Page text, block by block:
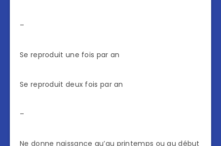
–
Se reproduit une fois par an
Se reproduit deux fois par an
–
Ne donne naissance qu’au printemps ou au début